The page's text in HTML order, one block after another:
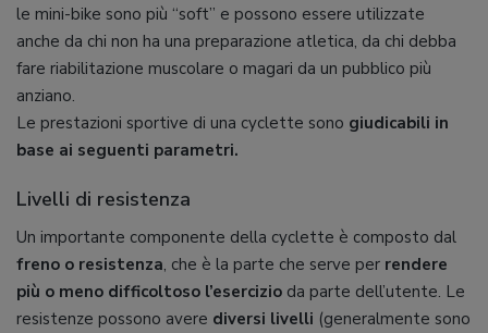
le mini-bike sono più “soft” e possono essere utilizzate
anche da chi non ha una preparazione atletica, da chi debba
fare riabilitazione muscolare o magari da un pubblico più
anziano.
Le prestazioni sportive di una cyclette sono giudicabili in
base ai seguenti parametri.
Livelli di resistenza
Un importante componente della cyclette è composto dal
freno o resistenza, che è la parte che serve per rendere
più o meno difficoltoso l’esercizio da parte dell’utente. Le
resistenze possono avere diversi livelli (generalmente sono